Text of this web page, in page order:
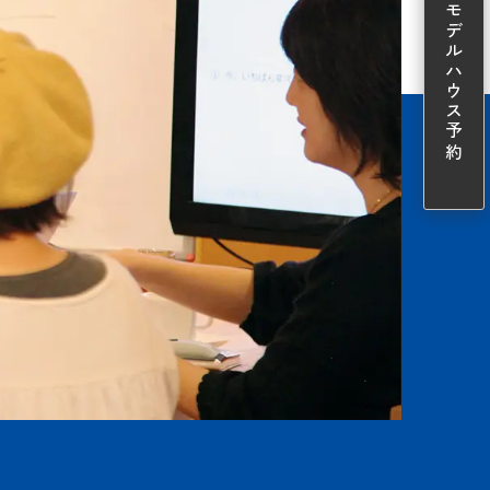
モデルハウス予約